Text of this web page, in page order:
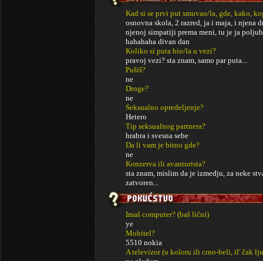
Kad si se prvi put smuvao/la, gde, kako,
osnovna skola, 2 razred, ja i maja, i njena
njenoj simpatiji prema meni, tu je ja
hahahaha divan dan
Koliko si puta bio/la u vezi?
pravoj vezi? sta znam, samo par puta...
Pušiš?
ne
Droge?
ne
Seksualno opredeljenje?
Hetero
Tip seksualnog partnera?
hrabra i svesna sebe
Da li vam je bitno gde?
ne
Konzerva ili avanturista?
sta znam, mislim da je izmedju, za neke
zatvoren...
Imaš computer? (baš lični)
ye
Mobitel?
5510 nokia
A televizor (u koloru ili crno-beli, il' čak